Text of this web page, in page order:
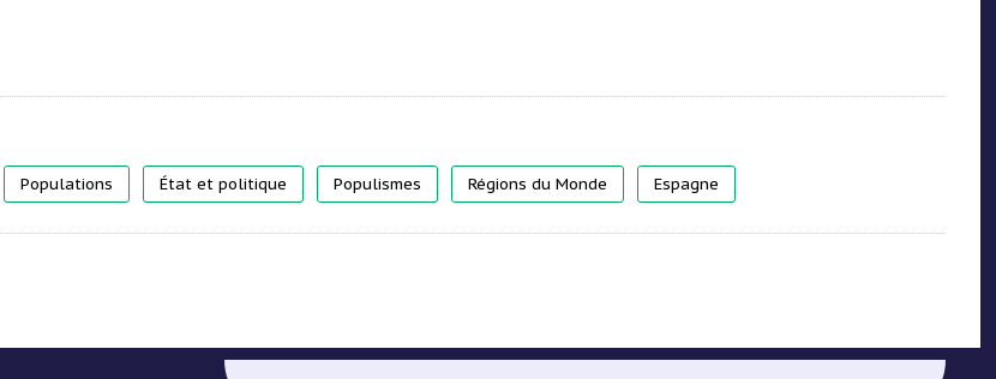
Populations État et politique Populismes Régions du Monde Espagne